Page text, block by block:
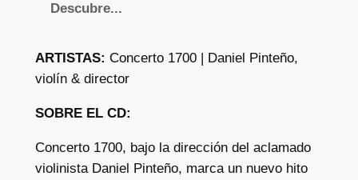
h
e
r
n
i
Descubre...
ARTISTAS: Concerto 1700 | Daniel Pinteño,
violín & director
SOBRE EL CD:
Concerto 1700, bajo la dirección del aclamado
violinista Daniel Pinteño, marca un nuevo hito